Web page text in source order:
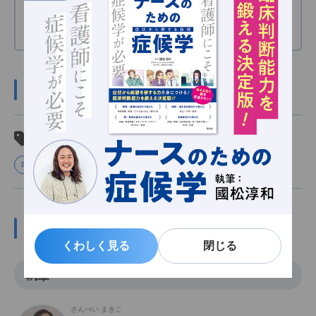
くわしく見る 閉じる
くわしく見る 閉じる
●クレーム対応のコツ
●時間をおいた対応が望ましい場合も
そのほかの連載はこちら
関連タグ
#コミュニケーション #人間関係 #連載まとめ
この記事の関係者
執筆
さんぺい まきこ